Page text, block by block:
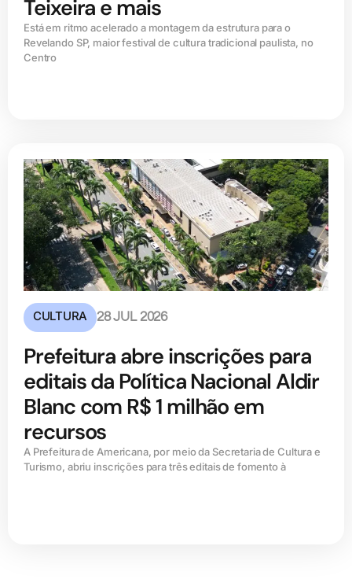
Teixeira e mais
Está em ritmo acelerado a montagem da estrutura para o
Revelando SP, maior festival de cultura tradicional paulista, no
Centro
CULTURA 28 JUL 2026
Prefeitura abre inscrições para
editais da Política Nacional Aldir
Blanc com R$ 1 milhão em
recursos
A Prefeitura de Americana, por meio da Secretaria de Cultura e
Turismo, abriu inscrições para três editais de fomento à